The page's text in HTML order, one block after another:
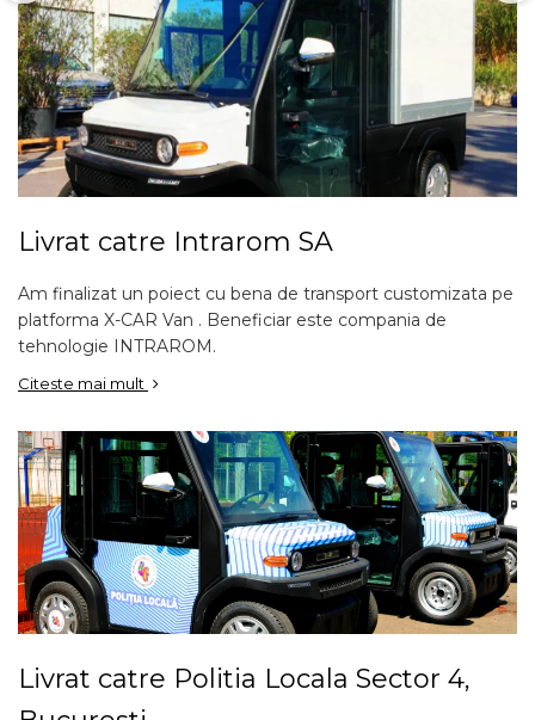
Livrat catre Intrarom SA
Am finalizat un poiect cu bena de transport customizata pe
platforma X-CAR Van . Beneficiar este compania de
tehnologie INTRAROM.
Citeste mai mult
Livrat catre Politia Locala Sector 4,